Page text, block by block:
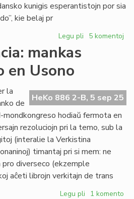
kunigis esperantistojn por sia
kie belaj pr
Legu pli pri
sen
ArKonEs,
sed
kun
raŭmismo
5 komentoj
mankas
en Usono
HeKo 886 2-B, 5 sep 25
la
de
hodiaŭ fermota en
rezoluciojn pri la temo, sub la
(interalie la Verkistina
timantaj pri si mem: ne
diverseco (ekzemple
aĉeti librojn verkitajn de trans
Legu pli pri1 komento